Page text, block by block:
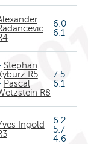
6:0
6:1
Stephan
R5
Pascal
R8
7:5
6:1
Ingold
6:2
5:7
4:6